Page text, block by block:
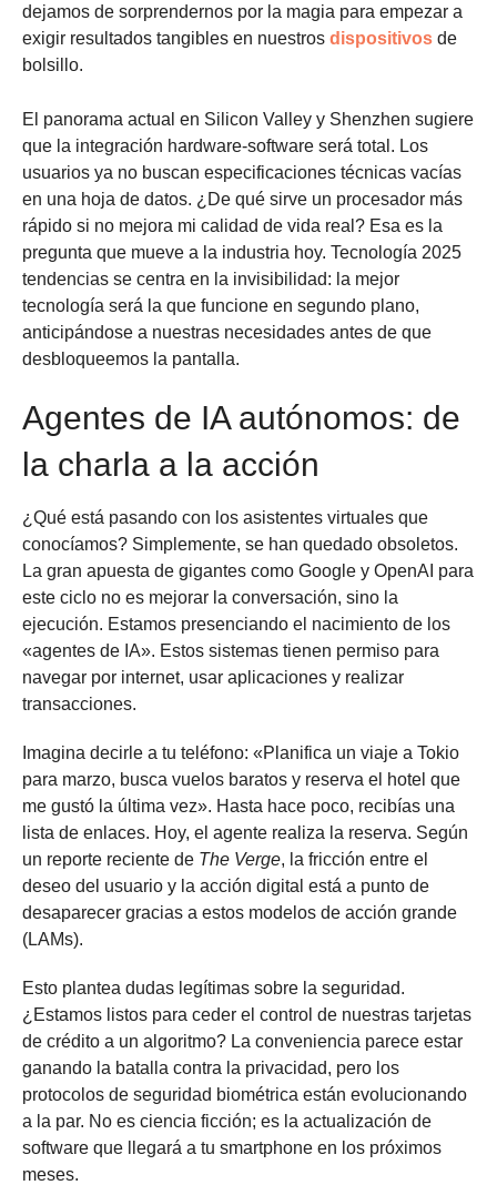
dejamos de sorprendernos por la magia para empezar a
exigir resultados tangibles en nuestros dispositivos de
bolsillo.
El panorama actual en Silicon Valley y Shenzhen sugiere
que la integración hardware-software será total. Los
usuarios ya no buscan especificaciones técnicas vacías
en una hoja de datos. ¿De qué sirve un procesador más
rápido si no mejora mi calidad de vida real? Esa es la
pregunta que mueve a la industria hoy. Tecnología 2025
tendencias se centra en la invisibilidad: la mejor
tecnología será la que funcione en segundo plano,
anticipándose a nuestras necesidades antes de que
desbloqueemos la pantalla.
Agentes de IA autónomos: de
la charla a la acción
¿Qué está pasando con los asistentes virtuales que
conocíamos? Simplemente, se han quedado obsoletos.
La gran apuesta de gigantes como Google y OpenAI para
este ciclo no es mejorar la conversación, sino la
ejecución. Estamos presenciando el nacimiento de los
«agentes de IA». Estos sistemas tienen permiso para
navegar por internet, usar aplicaciones y realizar
transacciones.
Imagina decirle a tu teléfono: «Planifica un viaje a Tokio
para marzo, busca vuelos baratos y reserva el hotel que
me gustó la última vez». Hasta hace poco, recibías una
lista de enlaces. Hoy, el agente realiza la reserva. Según
un reporte reciente de The Verge, la fricción entre el
deseo del usuario y la acción digital está a punto de
desaparecer gracias a estos modelos de acción grande
(LAMs).
Esto plantea dudas legítimas sobre la seguridad.
¿Estamos listos para ceder el control de nuestras tarjetas
de crédito a un algoritmo? La conveniencia parece estar
ganando la batalla contra la privacidad, pero los
protocolos de seguridad biométrica están evolucionando
a la par. No es ciencia ficción; es la actualización de
software que llegará a tu smartphone en los próximos
meses.